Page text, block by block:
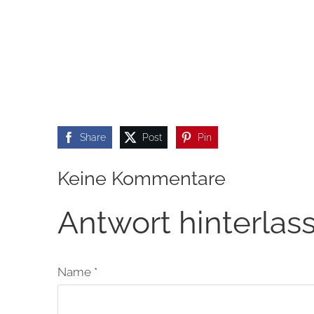
Share Post Pin
Keine Kommentare
Antwort
Name *